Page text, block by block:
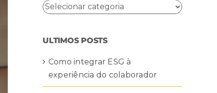
NAVEGUE
ULTIMOS POSTS
Como integrar ESG à
experiência do colaborador